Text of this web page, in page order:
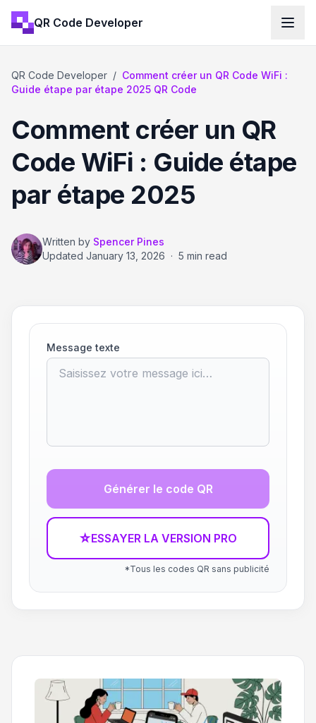
QR Code Developer
QR Code Developer / Comment créer un QR Code WiFi :
Guide étape par étape 2025 QR Code
Comment créer un QR
Code WiFi : Guide étape
par étape 2025
Written by Spencer Pines
Updated January 13, 2026 · 5 min read
Message texte
Générer le code QR
☆ESSAYER LA VERSION PRO
*Tous les codes QR sans publicité